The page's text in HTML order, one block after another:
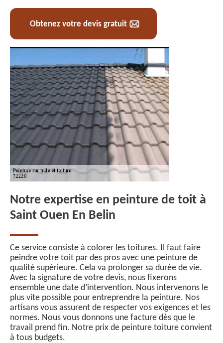
Obtenez votre devis gratuit
Notre expertise en peinture de toit à
Saint Ouen En Belin
Ce service consiste à colorer les toitures. Il faut faire
peindre votre toit par des pros avec une peinture de
qualité supérieure. Cela va prolonger sa durée de vie.
Avec la signature de votre devis, nous fixerons
ensemble une date d’intervention. Nous intervenons le
plus vite possible pour entreprendre la peinture. Nos
artisans vous assurent de respecter vos exigences et les
normes. Nous vous donnons une facture dès que le
travail prend fin. Notre prix de peinture toiture convient
à tous budgets.